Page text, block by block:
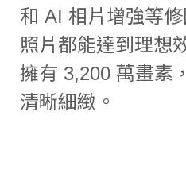
和 AI 相片增強等
照片都能達到理想
擁有 3,200 萬畫素
清晰細緻。